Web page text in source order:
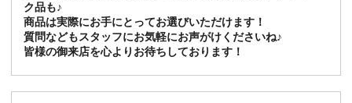
ク品も♪
商品は実際にお手にとってお選びいただけます！
質問などもスタッフにお気軽にお声がけくださいね♪
皆様の御来店を心よりお待ちしております！